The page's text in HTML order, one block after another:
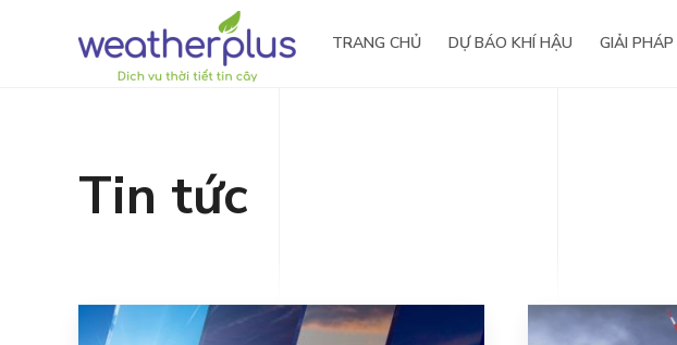
TRANG CHỦ DỰ BÁO KHÍ HẬU GIẢI PHÁP
Tầm nhìn – Sứ mệnh
Giải thưởng
Tin tức